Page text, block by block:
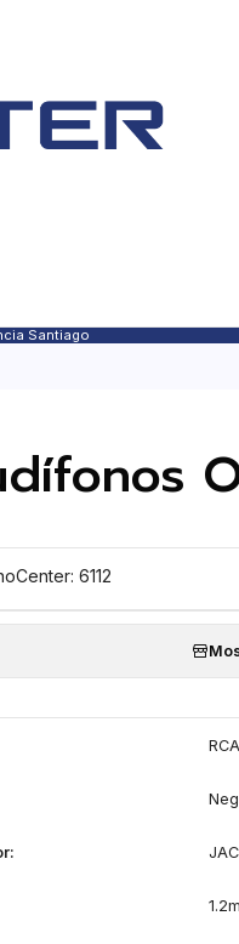
Santiago
6112
RCA